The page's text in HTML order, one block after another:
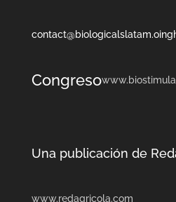
Congreso
Una publicación de
www.redagricola.com